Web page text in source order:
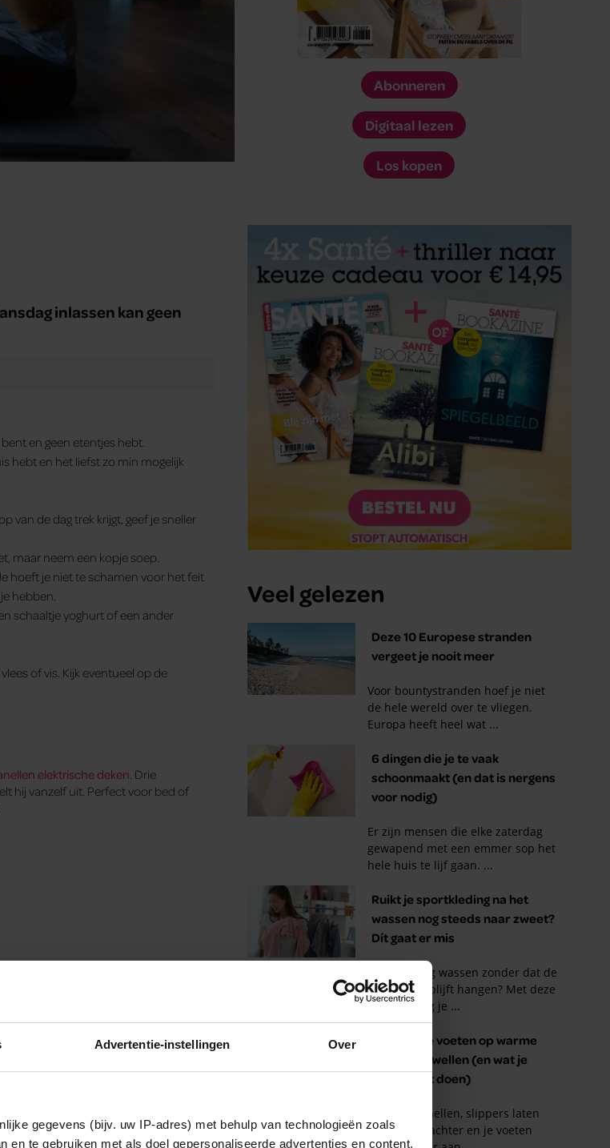
Advertentie-instellingen Over
gegevens (bijv. uw IP-adres) met behulp van technologieën zoals
en te gebruiken met als doel gepersonaliseerde advertenties en content,
inlassen kan geen
en geen etentjes hebt.
hebt en het liefst zo min mogelijk
van de dag trek krijgt, geef je sneller
maar neem een kopje soep.
hoeft je niet te schamen voor het feit
hebben.
schaaltje yoghurt of een ander
of vis. Kijk eventueel op de
elektrische deken . Drie
hij vanzelf uit. Perfect voor bed of
Abonneren
Digitaal lezen
Los kopen